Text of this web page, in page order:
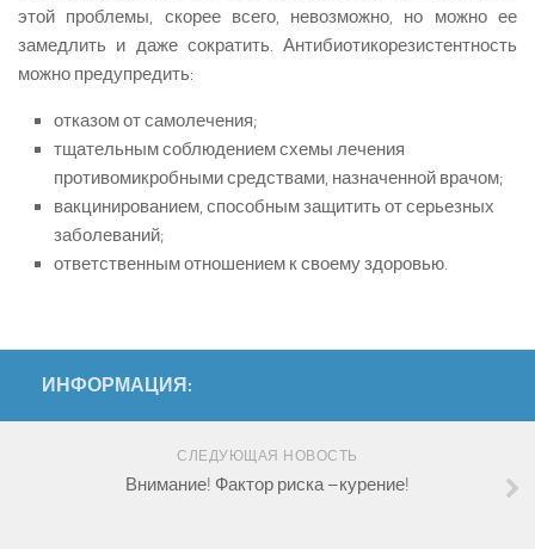
этой проблемы, скорее всего, невозможно, но можно ее
замедлить и даже сократить. Антибиотикорезистентность
можно предупредить:
отказом от самолечения;
тщательным соблюдением схемы лечения
противомикробными средствами, назначенной врачом;
вакцинированием, способным защитить от серьезных
заболеваний;
ответственным отношением к своему здоровью.
ИНФОРМАЦИЯ:
СЛЕДУЮЩАЯ НОВОСТЬ
Внимание! Фактор риска –курение!